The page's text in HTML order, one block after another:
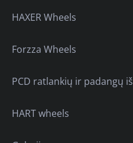
HAXER Wheels
Forzza Wheels
PCD ratlankių ir padangų
HART wheels